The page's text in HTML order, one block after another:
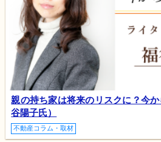
親の持ち家は将来のリスクに？今
谷陽子氏）
不動産コラム・取材